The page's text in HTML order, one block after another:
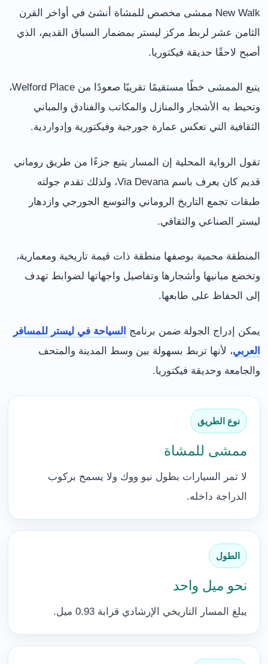
New Walk ممشى مخصص للمشاة أنشئ في أواخر القرن
الثامن عشر لربط مركز ليستر بمضمار السباق القديم، الذي
أصبح لاحقًا حديقة فيكتوريا.
يتبع الممشى خطًا مستقيمًا تقريبًا صعودًا من Welford Place،
وتحيط به الأشجار والمنازل والمكاتب والفنادق والمباني
الثقافية التي تعكس عمارة جورجية وفيكتورية وإدواردية.
تقول الرواية المحلية إن المسار يتبع جزءًا من طريق روماني
قديم كان يعرف باسم Via Devana، ولذلك تقدم جولته
طبقات تجمع التاريخ الروماني والتوسع الجورجي وازدهار
ليستر الصناعي والثقافي.
المنطقة محمية بوصفها منطقة ذات قيمة تاريخية ومعمارية،
وتخضع مبانيها وأشجارها وتفاصيل واجهاتها لضوابط تهدف
إلى الحفاظ على طابعها.
يمكن إدراج الجولة ضمن برنامج السياحة في ليستر للمسافر
العربي، لأنها تربط بسهولة بين وسط المدينة والمتحف
والجامعة وحديقة فيكتوريا.
نوع الطريق
ممشى للمشاة
لا تمر السيارات بطول نيو ووك ولا يسمح بركوب
الدراجة داخله.
الطول
نحو ميل واحد
يبلغ المسار التاريخي الإرشادي قرابة 0.93 ميل.